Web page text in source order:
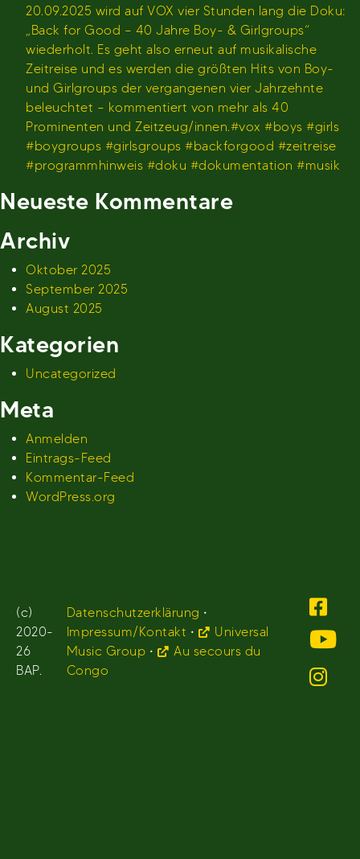
20.09.2025 wird auf VOX vier Stunden lang die Doku:
„Back for Good – 40 Jahre Boy- & Girlgroups“
wiederholt. Es geht also erneut auf musikalische
Zeitreise und es werden die größten Hits von Boy-
und Girlgroups der vergangenen vier Jahrzehnte
beleuchtet – kommentiert von mehr als 40
Prominenten und Zeitzeug/innen.#vox #boys #girls
#boygroups #girlsgroups #backforgood #zeitreise
#programmhinweis #doku #dokumentation #musik
Neueste Kommentare
Archiv
Oktober 2025
September 2025
August 2025
Kategorien
Uncategorized
Meta
Anmelden
Eintrags-Feed
Kommentar-Feed
WordPress.org
(c)
2020-
26
BAP.
Datenschutzerklärung •
Impressum/Kontakt •
Universal
Music Group •
Au secours du
Congo